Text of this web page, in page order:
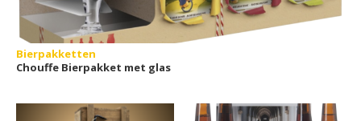
Bierpakketten
Chouffe Bierpakket met glas